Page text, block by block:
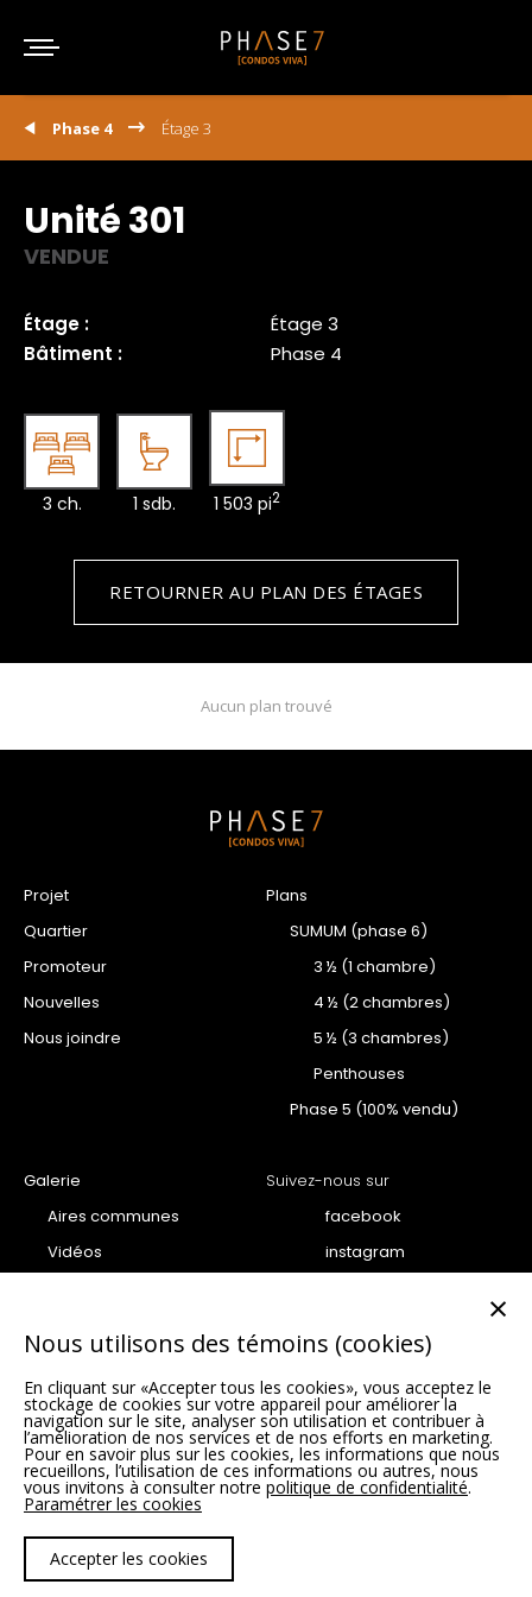
Phase 4 Étage 3
Unité 301
VENDUE
Étage :
Étage 3
Bâtiment :
Phase 4
3 ch. 1 sdb. 1 503 pi2
RETOURNER AU PLAN DES ÉTAGES
Aucun plan trouvé
Projet
Quartier
Promoteur
Nouvelles
Nous joindre
Plans
SUMUM (phase 6)
3 ½ (1 chambre)
4 ½ (2 chambres)
5 ½ (3 chambres)
Penthouses
Phase 5 (100% vendu)
Galerie
Aires communes
Vidéos
Condo
Unités vedettes Phase 6 –
SUMUM
Suivez-nous sur
facebook
instagram
Politique de confidentialité |
© 2026 Condos VIVA. Tous droits réservés.
Nous utilisons des témoins (cookies)
En cliquant sur «Accepter tous les cookies», vous acceptez le
stockage de cookies sur votre appareil pour améliorer la
navigation sur le site, analyser son utilisation et contribuer à
l’amélioration de nos services et de nos efforts en marketing.
Pour en savoir plus sur les cookies, les informations que nous
recueillons, l’utilisation de ces informations ou autres, nous
vous invitons à consulter notre politique de confidentialité.
Paramétrer les cookies
Accepter les cookies
×